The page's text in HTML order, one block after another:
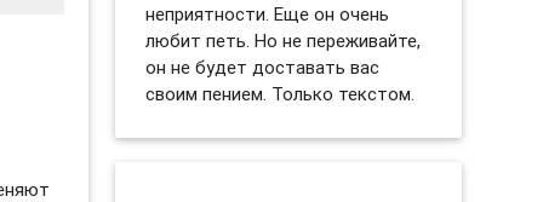
неприятности. Еще он очень
любит петь. Но не переживайте,
он не будет доставать вас
своим пением. Только текстом.